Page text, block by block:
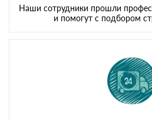
Наши сотрудники прошли
и помогут с подбором